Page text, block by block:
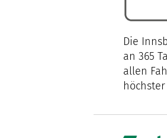
Die
an 365
allen